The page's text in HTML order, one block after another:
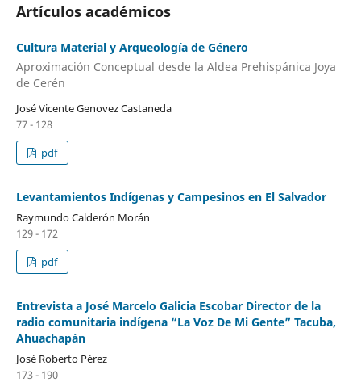
Artículos académicos
Cultura Material y Arqueología de Género
Aproximación Conceptual desde la Aldea Prehispánica Joya
de Cerén
José Vicente Genovez Castaneda
77 - 128
pdf
Levantamientos Indígenas y Campesinos en El Salvador
Raymundo Calderón Morán
129 - 172
pdf
Entrevista a José Marcelo Galicia Escobar Director de la
radio comunitaria indígena “La Voz De Mi Gente” Tacuba,
Ahuachapán
José Roberto Pérez
173 - 190